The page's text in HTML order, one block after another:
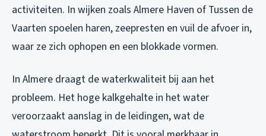
activiteiten. In wijken zoals Almere Haven of Tussen de
Vaarten spoelen haren, zeepresten en vuil de afvoer in,
waar ze zich ophopen en een blokkade vormen.
In Almere draagt de waterkwaliteit bij aan het
probleem. Het hoge kalkgehalte in het water
veroorzaakt aanslag in de leidingen, wat de